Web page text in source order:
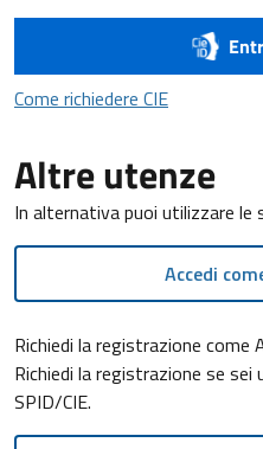
Come richiedere CIECome
Altre utenze
In alternativa puoi utilizzare le
Accedi
Richiedi la registrazione come
Richiedi la registrazione se sei
SPID/CIE.